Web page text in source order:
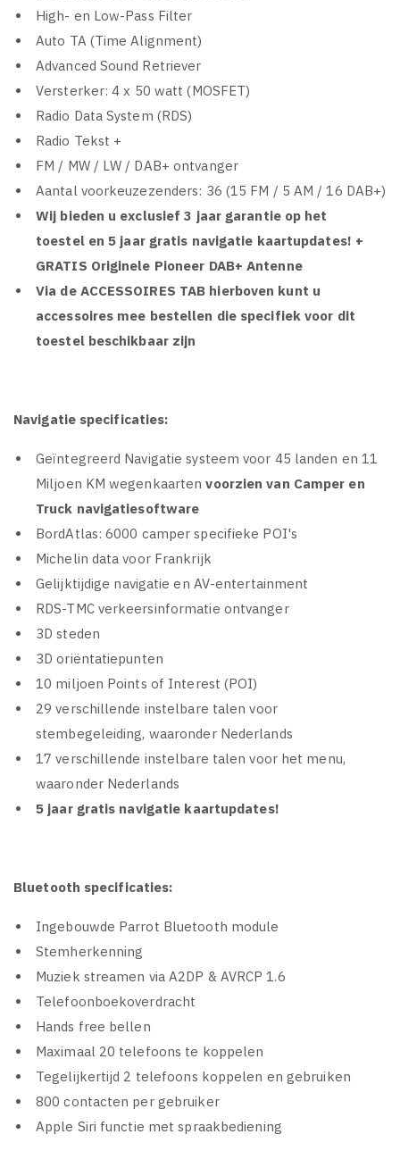
High- en Low-Pass Filter
Auto TA (Time Alignment)
Advanced Sound Retriever
Versterker: 4 x 50 watt (MOSFET)
Radio Data System (RDS)
Radio Tekst +
FM / MW / LW / DAB+ ontvanger
Aantal voorkeuzezenders: 36 (15 FM / 5 AM / 16 DAB+)
Wij bieden u exclusief 3 jaar garantie op het
toestelen 5 jaar gratis navigatie kaartupdates! +
GRATIS Originele Pioneer DAB+ Antenne
Via de ACCESSOIRES TAB hierboven kunt u
accessoires mee bestellen die specifiek voor dit
toestel beschikbaar zijn
Navigatie specificaties:
Geïntegreerd Navigatie systeem voor 45 landen en 11
Miljoen KM wegenkaartenvoorzien van Camper en
Truck navigatiesoftware
BordAtlas: 6000 camper specifieke POI's
Michelin data voor Frankrijk
Gelijktijdige navigatie en AV-entertainment
RDS-TMC verkeersinformatie ontvanger
3D steden
3D oriëntatiepunten
10 miljoen Points of Interest (POI)
29 verschillende instelbare talen voor
stembegeleiding, waaronder Nederlands
17 verschillende instelbare talen voor het menu,
waaronder Nederlands
5 jaar gratis navigatie kaartupdates!
Bluetooth specificaties:
Ingebouwde Parrot Bluetooth module
Stemherkenning
Muziek streamen via A2DP & AVRCP 1.6
Telefoonboekoverdracht
Hands free bellen
Maximaal 20 telefoons te koppelen
Tegelijkertijd 2 telefoons koppelen en gebruiken
800 contacten per gebruiker
Apple Siri functie met spraakbediening